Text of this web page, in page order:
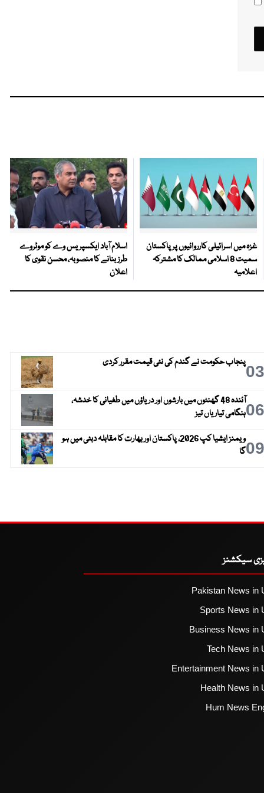
غزہ میں اسرائیلی کارروائیوں پر پاکستان
سمیت 8 اسلامی ممالک کا مشترکہ
اعلامیہ
اسلام آباد ایکسپریس وے کو موٹروے
طرز بنانے کا منصوبہ، محسن نقوی کا
اعلان
03پنجاب حکومت نے گندم کی نئی قیمت مقرر کردی
06
آئندہ 48 گھنٹوں میں بارشوں اور دریاؤں میں طغیانی کا خدشہ،
ہنگامی تیاریاں تیز
09
ویمنز ایشیا کپ 2026، پاکستان اور بھارت کا مقابلہ دبئی میں ہو
گا
سیکشنز
Pakistan News in
Sports News in
Business News in
Tech News in
Entertainment News in
Health News in
Hum News